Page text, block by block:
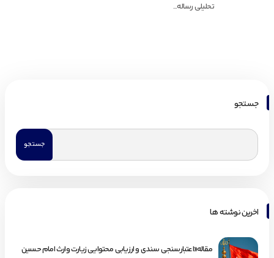
تحلیلی رساله...
جستجو
اخرین نوشته ها
مقاله«اعتبارسنجی سندی و ارزیابی محتوایی زیارت وارث امام حسین